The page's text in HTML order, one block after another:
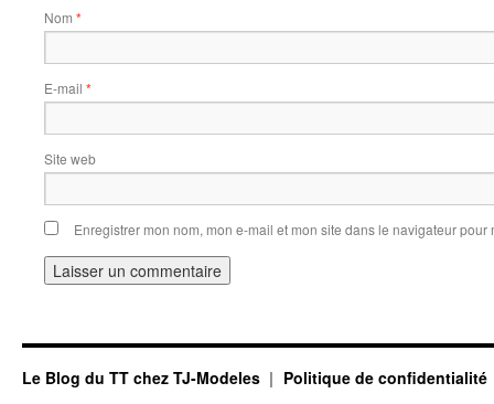
Nom *
E-mail *
Site web
Enregistrer mon nom, mon e-mail et mon site dans le navigateur
Le Blog du TT chez TJ-Modeles Politique de confidentialité